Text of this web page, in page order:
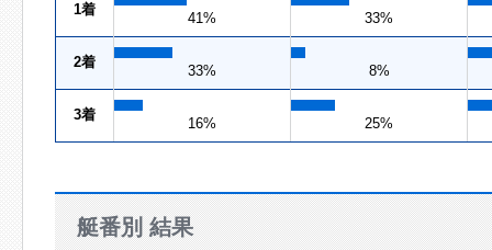
1着
41% 33%
2着
33% 8%
3着
16% 25%
艇番別 結果